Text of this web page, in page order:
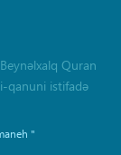
Quran
qanuni istifadə
"